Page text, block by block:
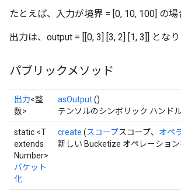
たとえば、入力が境界 = [0, 10, 100] の
出力は、output = [[0, 3] [3, 2] [1, 3]] となり
パブリックメソッド
出力<整
数>
asOutput()
テンソルのシンボリック ハンド
static <T
extends
Number>
バケット
化
create (スコープスコープ、 オペ
新しい Bucketize オペレーショ